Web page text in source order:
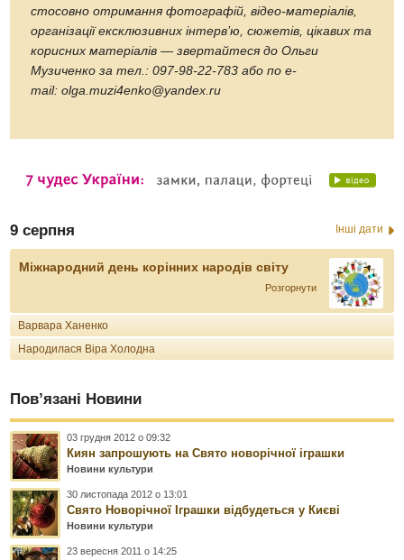
стосовно отримання фотографій, відео-матеріалів,
організації ексклюзивних інтерв’ю, сюжетів, цікавих та
корисних матеріалів — звертайтеся до Ольги
Музиченко за тел.: 097-98-22-783 або по е-
mail: olga.muzi4enko@yandex.ru
9 серпня Інші дати
Міжнародний день корінних народів світу
Розгорнути
Варвара Ханенко
Народилася Віра Холодна
Пов’язані Новини
03 грудня 2012 о 09:32
Киян запрошують на Свято новорічної іграшки
Новини культури
30 листопада 2012 о 13:01
Свято Новорічної Іграшки відбудеться у Києві
Новини культури
23 вересня 2011 о 14:25